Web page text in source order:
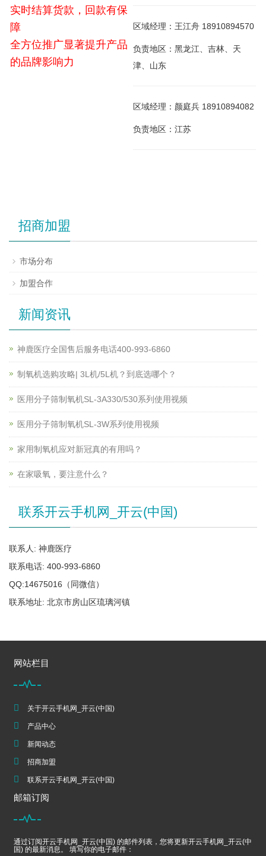
实时结算货款，回款有保
障
全方位推广显著提升产品
的品牌影响力
区域经理：王江舟 18910894570
负责地区：黑龙江、吉林、天
津、山东
区域经理：颜庭兵 18910894082
负责地区：江苏
招商加盟
市场分布
加盟合作
新闻资讯
神鹿医疗全国售后服务电话400-993-6860
制氧机选购攻略| 3L机/5L机？到底选哪个？
医用分子筛制氧机SL-3A330/530系列使用视频
医用分子筛制氧机SL-3W系列使用视频
家用制氧机应对新冠真的有用吗？
在家吸氧，要注意什么？
联系开云手机网_开云(中国)
联系人: 神鹿医疗
联系电话: 400-993-6860
QQ:14675016（同微信）
联系地址: 北京市房山区琉璃河镇
网站栏目
关于开云手机网_开云(中国)
产品中心
新闻动态
招商加盟
联系开云手机网_开云(中国)
邮箱订阅
通过订阅开云手机网_开云(中国) 的邮件列表，您将更新开云手机网_开云(中
国) 的最新消息。 填写你的电子邮件：